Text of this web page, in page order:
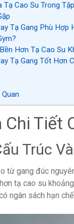
Tạ Cao Su Trong
Tạ Gang Phù Hợp
Hơn Tạ Cao Su
Tạ Gang Tốt Hơn
Tiết
Trúc
từ gang đúc
tạ cao su
ngân sách hạn chế.